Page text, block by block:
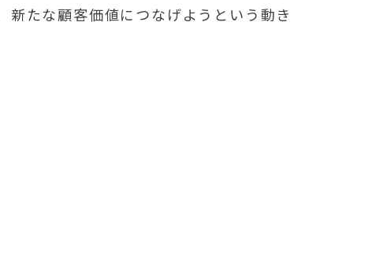
新たな顧客価値につなげようという動き